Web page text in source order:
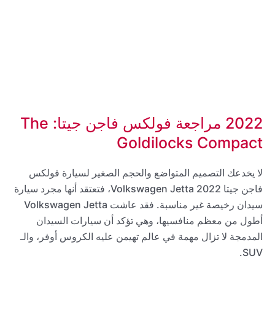
2022 مراجعة فولكس فاجن جيتا: The
Goldilocks Compact
لا يخدعك التصميم المتواضع والحجم الصغير لسيارة فولكس
فاجن جيتا 2022 Volkswagen Jetta، فتعتقد أنها مجرد سيارة
سيدان رخيصة غير مناسبة. فقد عاشت Volkswagen Jetta
أطول من معظم منافسيها، وهي تؤكد أن سيارات السيدان
المدمجة لا تزال مهمة في عالم تهيمن عليه الكروس أوفر، والـ
SUV.